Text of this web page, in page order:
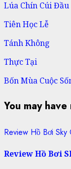
Lúa Chín Cúi Đầu
Tiên Học Lễ
Tánh Không
Thực Tại
Bốn Mùa Cuộc
You may have
Review Hồ Bơi
Review Hồ Bơi